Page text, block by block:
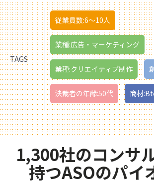
TAGS
従業員数:6～10人
業種:広告・マーケティング
業種:クリエイティブ制作
決裁者の年齢:50代 商材
1,300社のコンサ
持つASOのパイ